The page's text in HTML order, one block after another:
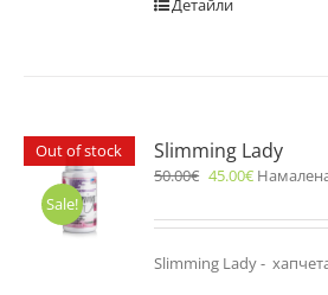
Детайли
Out of stock
Sale!
Slimming Lady
50.00€ 45.00€
Slimming Lady -